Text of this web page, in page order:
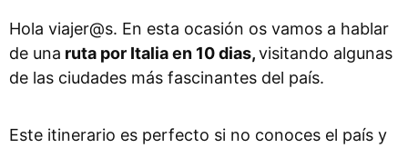
Hola viajer@s. En esta ocasión os vamos a hablar
de una ruta por Italia en 10 dias,visitando algunas
de las ciudades más fascinantes del país.
Este itinerario es perfecto si no conoces el país y